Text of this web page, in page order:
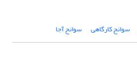
سوانح کارگاهی سوانح آجا